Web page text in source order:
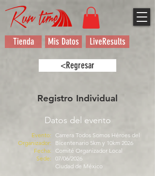
Tienda Mis Datos LiveResults
<Regresar
Registro Individual
Datos del evento
Evento:
Organizador:
Fecha:
Sede:
Carrera Todos Somos Héroes del
Bicentenario 5km y 10km 2026
Comité Organizador Local
07/06/2026
Ciudad de México